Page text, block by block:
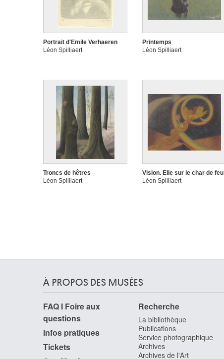
Portrait d'Emile Verhaeren
Léon Spilliaert
Printemps
Léon Spilliaert
Troncs de hêtres
Léon Spilliaert
Vision. Elie sur le char de feu
Léon Spilliaert
À PROPOS DES MUSÉES
FAQ I Foire aux
questions
Infos pratiques
Tickets
Recherche
La bibliothèque
Publications
Service photographique
Archives
Archives de l'Art